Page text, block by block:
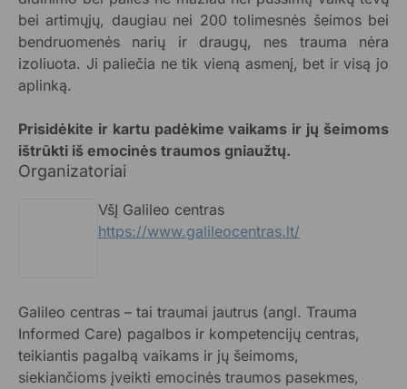
bei artimųjų, daugiau nei 200 tolimesnės šeimos bei
bendruomenės narių ir draugų, nes trauma nėra
izoliuota. Ji paliečia ne tik vieną asmenį, bet ir visą jo
aplinką.
Prisidėkite ir kartu padėkime vaikams ir jų šeimoms
ištrūkti iš emocinės traumos gniaužtų.
Organizatoriai
VšĮ Galileo centras
https://www.galileocentras.lt/
Galileo centras – tai traumai jautrus (angl. Trauma
Informed Care) pagalbos ir kompetencijų centras,
teikiantis pagalbą vaikams ir jų šeimoms,
siekiančioms įveikti emocinės traumos pasekmes,